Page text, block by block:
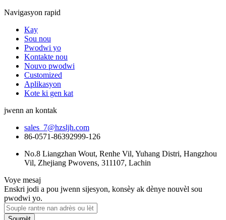
Navigasyon rapid
Kay
Sou nou
Pwodwi yo
Kontakte nou
Nouvo pwodwi
Customized
Aplikasyon
Kote ki gen kat
jwenn an kontak
sales_7@hzsljh.com
86-0571-86392999-126
No.8 Liangzhan Wout, Renhe Vil, Yuhang Distri, Hangzhou
Vil, Zhejiang Pwovens, 311107, Lachin
Voye mesaj
Enskri jodi a pou jwenn sijesyon, konsèy ak dènye nouvèl sou
pwodwi yo.